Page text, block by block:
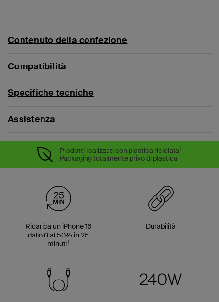
Contenuto della confezione
Compatibilità
Specifiche tecniche
Assistenza
Prodotti realizzati con plastica riciclata†
Packaging totalmente privo di plastica
Ricarica un iPhone 16
dallo 0 al 50% in 25
minuti†
Durabilità